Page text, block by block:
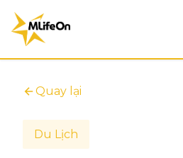
Quay lại
Du Lịch